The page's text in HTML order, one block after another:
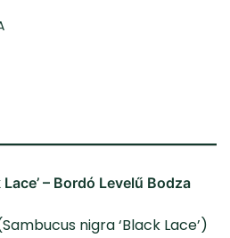
– Bordó Levelű Bodza
nigra ‘Black Lace’)